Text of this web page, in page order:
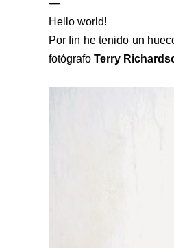
Hello world!
Por fin he tenido un
fotógrafo Terry